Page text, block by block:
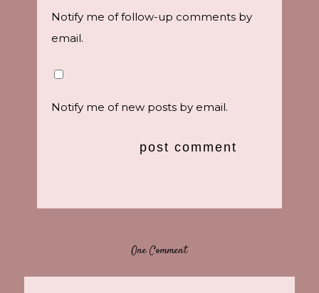
Notify me of follow-up comments by
email.
Notify me of new posts by email.
One Comment